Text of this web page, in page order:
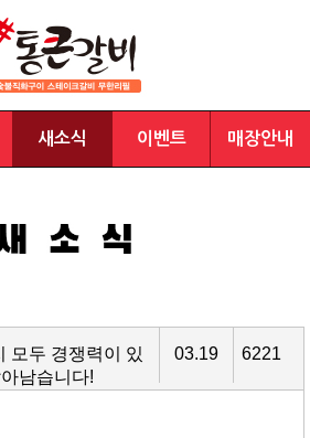
새소식 이벤트 매장안내
모두 경쟁력이 있
남습니다!
03.19 6221